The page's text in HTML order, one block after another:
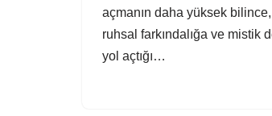
açmanın daha yüksek
ruhsal farkındalığa ve mistik
yol açtığı…